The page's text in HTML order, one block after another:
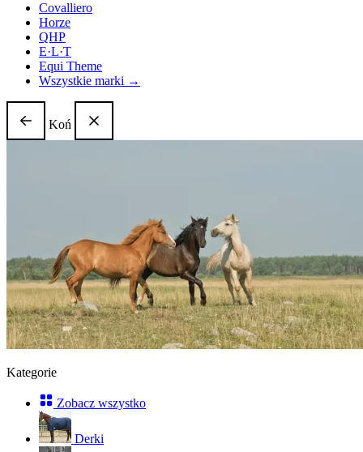
Covalliero
Horze
QHP
E·L·T
Equi Theme
Wszystkie marki →
Koń
Kategorie
Zobacz wszystko
Derki